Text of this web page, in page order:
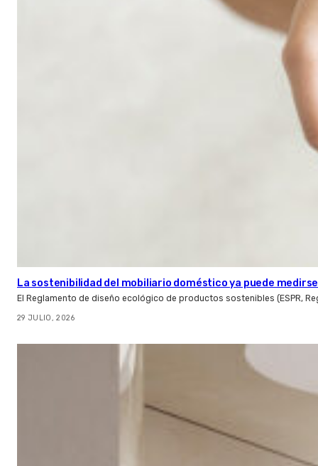
La sostenibilidad del mobiliario doméstico ya puede
El Reglamento de diseño ecológico de productos sostenibles (ESPR,
29 JULIO, 2026